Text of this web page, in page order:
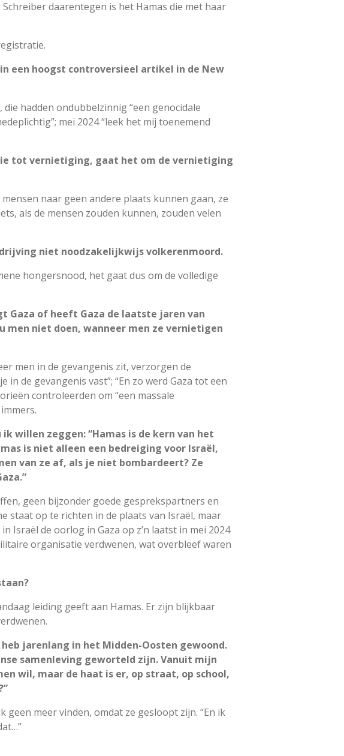
daarentegen is het Hamas die met haar
een hoogst controversieel artikel in de New
hadden ondubbelzinnig “een genocidale
mei 2024 “leek het mij toenemend
tot vernietiging, gaat het om de vernietiging
naar geen andere plaats kunnen gaan, ze
als de mensen zouden kunnen, zouden velen
niet noodzakelijkwijs volkerenmoord.
hongersnood, het gaat dus om de volledige
Gaza of heeft Gaza de laatste jaren van
men niet doen, wanneer men ze vernietigen
men in de gevangenis zit, verzorgen de
de gevangenis vast”; “En zo werd Gaza tot een
controleerden om “een massale
willen zeggen: “Hamas is de kern van het
is niet alleen een bedreiging voor Israël,
van ze af, als je niet bombardeert? Ze
geen bijzonder goede gesprekspartners en
staat op te richten in de plaats van Israël, maar
Israël de oorlog in Gaza op z’n laatst in mei 2024
organisatie verdwenen, wat overbleef waren
leiding geeft aan Hamas. Er zijn blijkbaar
heb jarenlang in het Midden-Oosten gewoond.
samenleving geworteld zijn. Vanuit mijn
wil, maar de haat is er, op straat, op school,
geen meer vinden, omdat ze gesloopt zijn. “En ik